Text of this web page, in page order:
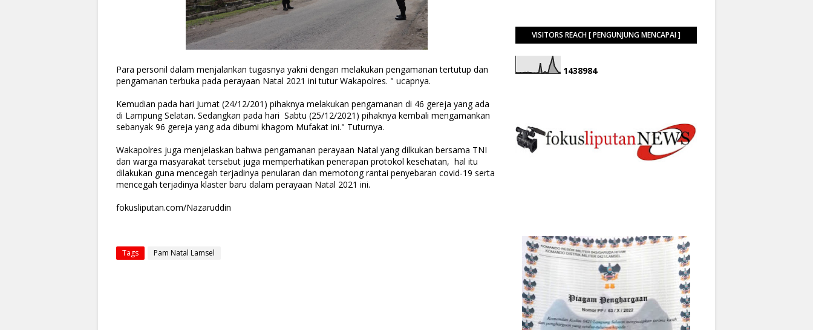
Para personil dalam menjalankan tugasnya yakni dengan melakukan pengamanan tertutup dan
pengamanan terbuka pada perayaan Natal 2021 ini tutur Wakapolres. " ucapnya.
Kemudian pada hari Jumat (24/12/201) pihaknya melakukan pengamanan di 46 gereja yang ada
di Lampung Selatan. Sedangkan pada hari Sabtu (25/12/2021) pihaknya kembali mengamankan
sebanyak 96 gereja yang ada dibumi khagom Mufakat ini." Tuturnya.
Wakapolres juga menjelaskan bahwa pengamanan perayaan Natal yang dilkukan bersama TNI
dan warga masyarakat tersebut juga memperhatikan penerapan protokol kesehatan, hal itu
dilakukan guna mencegah terjadinya penularan dan memotong rantai penyebaran covid-19 serta
mencegah terjadinya klaster baru dalam perayaan Natal 2021 ini.
fokusliputan.com/Nazaruddin
Tags Pam Natal Lamsel
VISITORS REACH [ PENGUNJUNG MENCAPAI ]
1438984